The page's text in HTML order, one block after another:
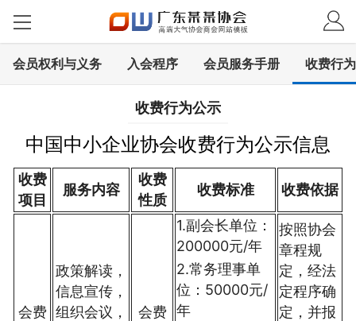
会员权利与义务 入会程序 会员服务手册 收费行
收费行为公示
中国中小企业协会收费行为公示信息
收费
项目
服务内容
收费
性质
收费标准 收费依据
会费
政策解读，
信息宣传，
组织会议，
会费
1.副会长单位：
200000元/年
2.常务理事单
位：50000元/
年
按照协会
章程规
定，经法
定程序确
定，并报